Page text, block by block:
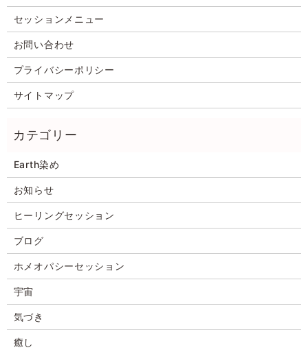
セッションメニュー
お問い合わせ
プライバシーポリシー
サイトマップ
Earth染め
お知らせ
ヒーリングセッション
ブログ
ホメオパシーセッション
宇宙
気づき
癒し